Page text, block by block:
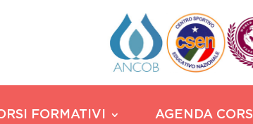
FORMATIVI AGENDA CORSI